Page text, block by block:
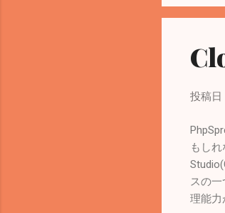
vm-
投稿日
もし
スの
理能力